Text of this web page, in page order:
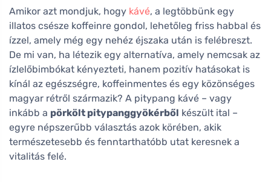
Amikor azt mondjuk, hogy kávé, a legtöbbünk egy
illatos csésze koffeinre gondol, lehetőleg friss habbal és
ízzel, amely még egy nehéz éjszaka után is felébreszt.
De mi van, ha létezik egy alternatíva, amely nemcsak az
ízlelőbimbókat kényezteti, hanem pozitív hatásokat is
kínál az egészségre, koffeinmentes és egy közönséges
magyar rétről származik? A pitypang kávé – vagy
inkább a pörkölt pitypanggyökérből készült ital –
egyre népszerűbb választás azok körében, akik
természetesebb és fenntarthatóbb utat keresnek a
vitalitás felé.